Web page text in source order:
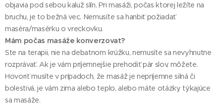
objavia pod sebou kaluž slín. Pri masáži, počas ktorej ležíte na
bruchu, je to bežná vec. Nemusíte sa hanbiť požiadať
maséra/masérku o vreckovku.
Mám počas masáže konverzovať?
Ste na terapii, nie na debatnom krúžku, nemusíte sa nevyhnutne
rozprávať. Ak je vám príjemnejšie prehodiť pár slov, môžete.
Hovoriť musíte v prípadoch, že masáž je nepríjemne silná či
bolestivá, je vám zima alebo teplo, alebo máte otázky týkajúce
sa masáže.